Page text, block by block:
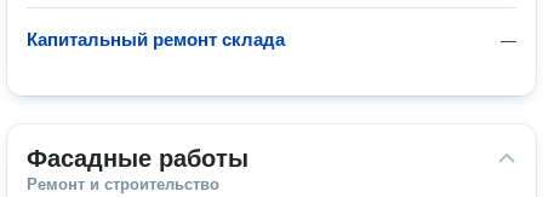
—
Капитальный ремонт склада
Фасадные работы
Ремонт и строительство